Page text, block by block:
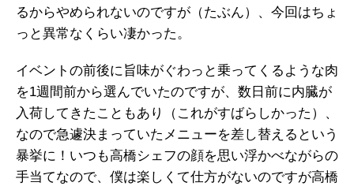
るからやめられないのですが（たぶん）、今回はちょ
っと異常なくらい凄かった。
イベントの前後に旨味がぐわっと乗ってくるような肉
を1週間前から選んでいたのですが、数日前に内臓が
入荷してきたこともあり（これがすばらしかった）、
なので急遽決まっていたメニューを差し替えるという
暴挙に！いつも高橋シェフの顔を思い浮かべながらの
手当てなので、僕は楽しくて仕方がないのですが高橋